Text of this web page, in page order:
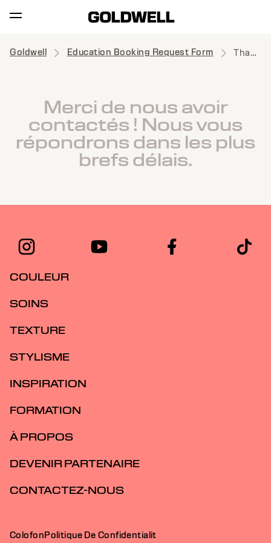
Goldwell Education Booking Request Form Thank you
Merci de nous avoir
contactés ! Nous vous
répondrons dans les plus
brefs délais.
COULEUR
SOINS
TEXTURE
STYLISME
INSPIRATION
FORMATION
À PROPOS
DEVENIR PARTENAIRE
CONTACTEZ-NOUS
ColofonPolitique De Confidentialit